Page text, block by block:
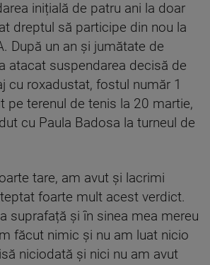
inițială de patru ani la doar
dreptul să participe din nou la
După un an și jumătate de
atacat suspendarea decisă de
cu roxadustat, fostul număr 1
pe terenul de tenis la 20 martie,
cu Paula Badosa la turneul de
tare, am avut și lacrimi
foarte mult acest verdict.
suprafață și în sinea mea mereu
făcut nimic și nu am luat nicio
niciodată și nici nu am avut